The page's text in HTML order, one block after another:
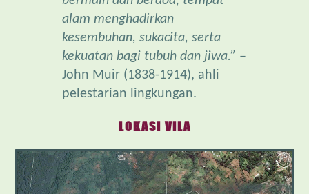
kesembuhan, sukacita, serta
kekuatan bagi tubuh dan jiwa.”
John Muir (1838-1914), ahli
pelestarian lingkungan.
LOKASI VILA